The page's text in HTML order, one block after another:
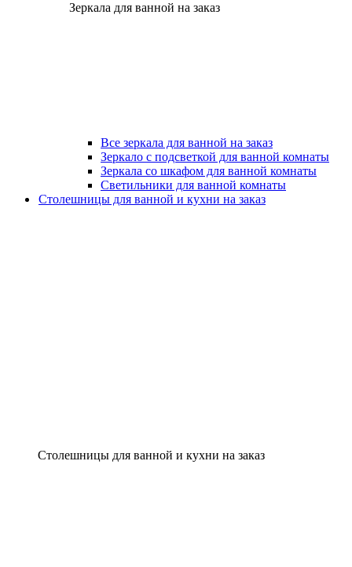
Зеркала для ванной на заказ
Все зеркала для ванной на заказ
Зеркало с подсветкой для ванной комнаты
Зеркала со шкафом для ванной комнаты
Светильники для ванной комнаты
Столешницы для ванной и кухни на заказ
Столешницы для ванной и кухни на заказ